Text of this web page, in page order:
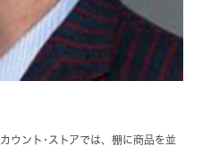
ウント･ストアでは、棚に商品を並